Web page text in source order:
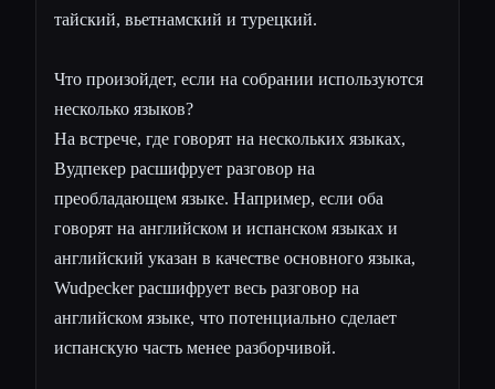
тайский, вьетнамский и турецкий.
Что произойдет, если на собрании используются
несколько языков?
На встрече, где говорят на нескольких языках,
Вудпекер расшифрует разговор на
преобладающем языке. Например, если оба
говорят на английском и испанском языках и
английский указан в качестве основного языка,
Wudpecker расшифрует весь разговор на
английском языке, что потенциально сделает
испанскую часть менее разборчивой.